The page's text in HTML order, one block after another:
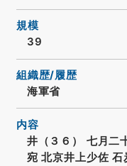
規模
39
組織歴/履歴
海軍省
内容
井（３６） 七月二
宛 北京井上少佐